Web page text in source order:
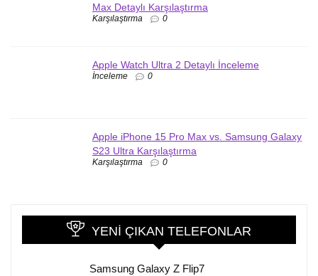
Max Detaylı Karşılaştırma
Karşılaştırma 0
Apple Watch Ultra 2 Detaylı İnceleme
İnceleme 0
Apple iPhone 15 Pro Max vs. Samsung Galaxy
S23 Ultra Karşılaştırma
Karşılaştırma 0
YENI ÇIKAN TELEFONLAR
Samsung Galaxy Z Flip7